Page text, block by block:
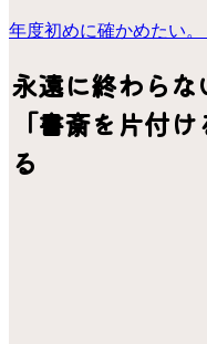
年度初めに確かめたい
永遠に終わらな
「書斎を片付
る